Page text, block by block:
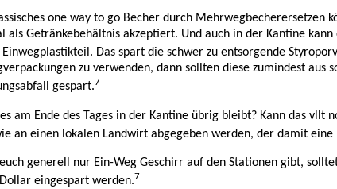
one way to go Becher durch
Getränkebehältnis akzeptiert. Und auch in der Kantine
Das spart die schwer zu entsorgende
zu verwenden, dann sollten diese zumindest
gespart.7
am Ende des Tages in der Kantine übrig bleibt? Kann das
an einen lokalen Landwirt abgegeben werden, der damit
generell nur Ein-Weg Geschirr auf den Stationen gibt,
eingespart werden.7